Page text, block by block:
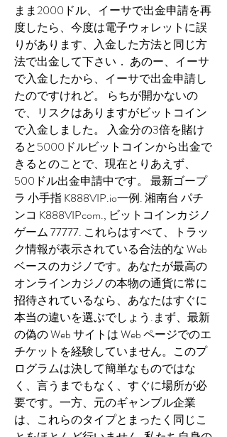
まま2000ドル、イーサで出金申請を再
度したら、今度は電子ウォレットに誤
りがあります、入金した方法と同じ方
法で出金して下さい． あのー、イーサ
で入金したから、イーサで出金申請し
たのですけれど。 らちが開かないの
で、リスクはありますがビットコイン
で入金しました。 入金分の3倍を賭け
ると5000ドルビットコインから出金で
きるとのことで、現在とりあえず、
500ドル出金申請中です。 最新ゴープ
ラ 小手指 K888VIP.io一例. 湘南台 パチ
ンコ K888VIPcom., ビットコインカジノ
ゲーム 77777. これらはすべて、トラッ
ク情報が表示されている合法的な Web
ベースのカジノです。あなたが最高の
オンラインカジノの本物の通貨に常に
招待されているなら、あなたはすぐに
本当の違いを選ぶでしょう.まず、最新
の偽の Web サイトは Web ページでのエ
チケットを経験していません。このプ
ログラムは決して簡単なものではな
く、言うまでもなく、すぐに場所が必
要です。一方、元のギャンブル企業
は、これらのタイプとまったく同じこ